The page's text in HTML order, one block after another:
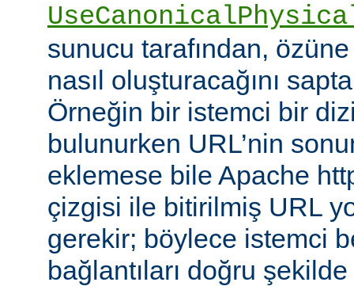
sunucu tarafından,
nasıl oluşturacağını
Örneğin bir istemci bir
bulunurken URL’nin
eklemese bile Apache
çizgisi ile bitirilmiş URL
gerekir; böylece istemci
bağlantıları doğru